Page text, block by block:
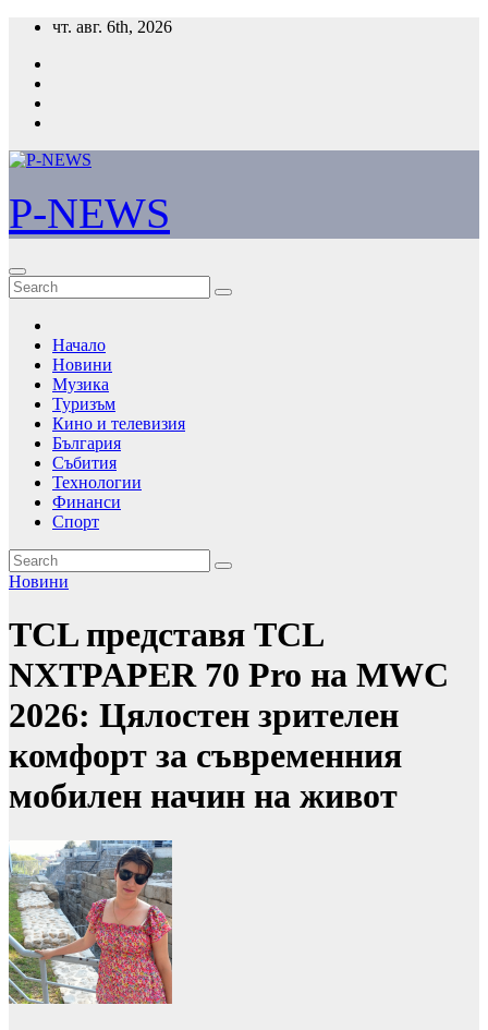
Skip
content
чт. авг. 6th, 2026
P-NEWS
Начало
Новини
Музика
Туризъм
Кино и телевизия
България
Събития
Технологии
Финанси
Спорт
Новини
TCL представя TCL
NXTPAPER 70 Pro на MWC
2026: Цялостен зрителен
комфорт за съвременния
мобилен начин на живот